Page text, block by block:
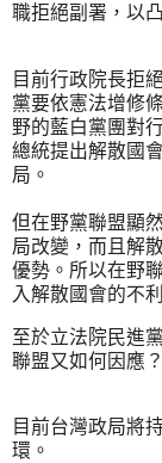
職拒絕副署，以
目前行政院長拒
黨要依憲法增修
野的藍白黨團對
總統提出解散國
局。
但在野黨聯盟顯
局改變，而且解
優勢。所以在野
入解散國會的不
至於立法院民進
聯盟又如何因應
目前台灣政局將
環。